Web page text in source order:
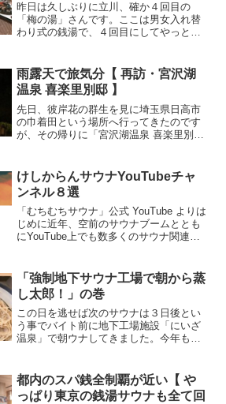
昨日は久しぶりに立川、確か４回目の
「梅の湯」さんです。ここは男女入れ替
わり式の銭湯で、４回目にしてやっと入
浴室、良かったです。エステ、ジェッ
ト、リラックスバスなどで下茹...
雨露天で旅気分【 再訪・宮沢湖
温泉 喜楽里別邸 】
先日、彼岸花の群生を見に埼玉県日高市
の巾着田という場所へ行ってきたのです
が、その帰りに「宮沢湖温泉 喜楽里別
無いかなと思ってたんだけど、その曼珠
沙華の群生スポットから最...
けしからんサウナYouTubeチャ
ンネル８選
「むちむちサウナ」公式 YouTube よりは
じめに近年、空前のサウナブームととも
にYouTube上でも数多くのサウナ関連コ
らが水着姿で全国のサウナ施設やテント
サウナを...
「強制地下サウナ工場で朝から蒸
し太郎！」の巻
この日を逃せば次のサウナは３日後とい
う事でバイト前に地下工場施設「にいざ
温泉」で朝ウナしてきました。今年もお
ッド型の天窓からクリスタルな波動を浴
びて３セット。黒湯で...
都内のスパ銭全制覇が近い【 や
っぱり東京の銭湯サウナも全て回